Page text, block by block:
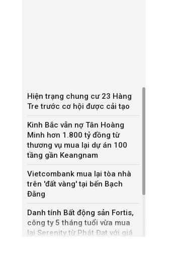
Hiện trạng chung cư 23 Hàng
Tre trước cơ hội được cải tạo
Kinh Bắc vẫn nợ Tân Hoàng
Minh hơn 1.800 tỷ đồng từ
thương vụ mua lại dự án 100
tầng gần Keangnam
Vietcombank mua lại tòa nhà
trên 'đất vàng' tại bến Bạch
Đằng
Danh tính Bất động sản Fortis,
công ty 5 tháng tuổi vừa mua
lại Serenity từ Phát Đạt với giá